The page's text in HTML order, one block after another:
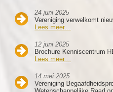
24 juni 2025
Vereniging verwelkomt
Lees meer…
12 juni 2025
Brochure Kenniscentrum
Lees meer…
14 mei 2025
Vereniging